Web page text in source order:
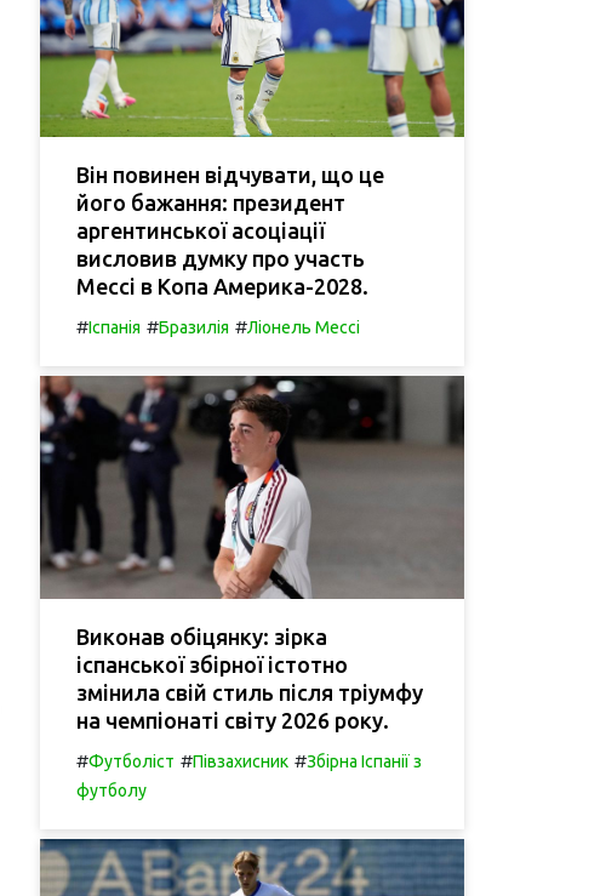
Він повинен відчувати, що це
його бажання: президент
аргентинської асоціації
висловив думку про участь
Мессі в Копа Америка-2028.
#Іспанія #Бразилія #Ліонель Мессі
Виконав обіцянку: зірка
іспанської збірної істотно
змінила свій стиль після тріумфу
на чемпіонаті світу 2026 року.
#Футболіст #Півзахисник #Збірна Іспанії з
футболу